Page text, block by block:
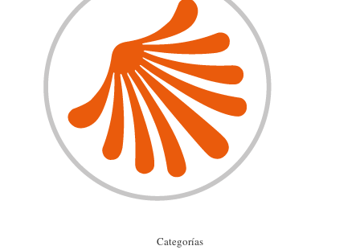
Categorías